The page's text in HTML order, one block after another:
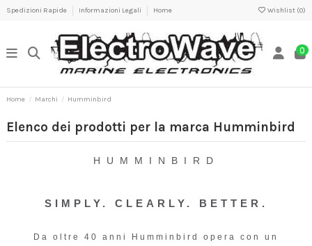
Spedizioni Rapide Informazioni Legali Home Wishlist (0)
0
Home Marchi Humminbird
Elenco dei prodotti per la marca Humminbird
HUMMINBIRD
SIMPLY. CLEARLY. BETTER.
Da oltre 40 anni Humminbird opera con un